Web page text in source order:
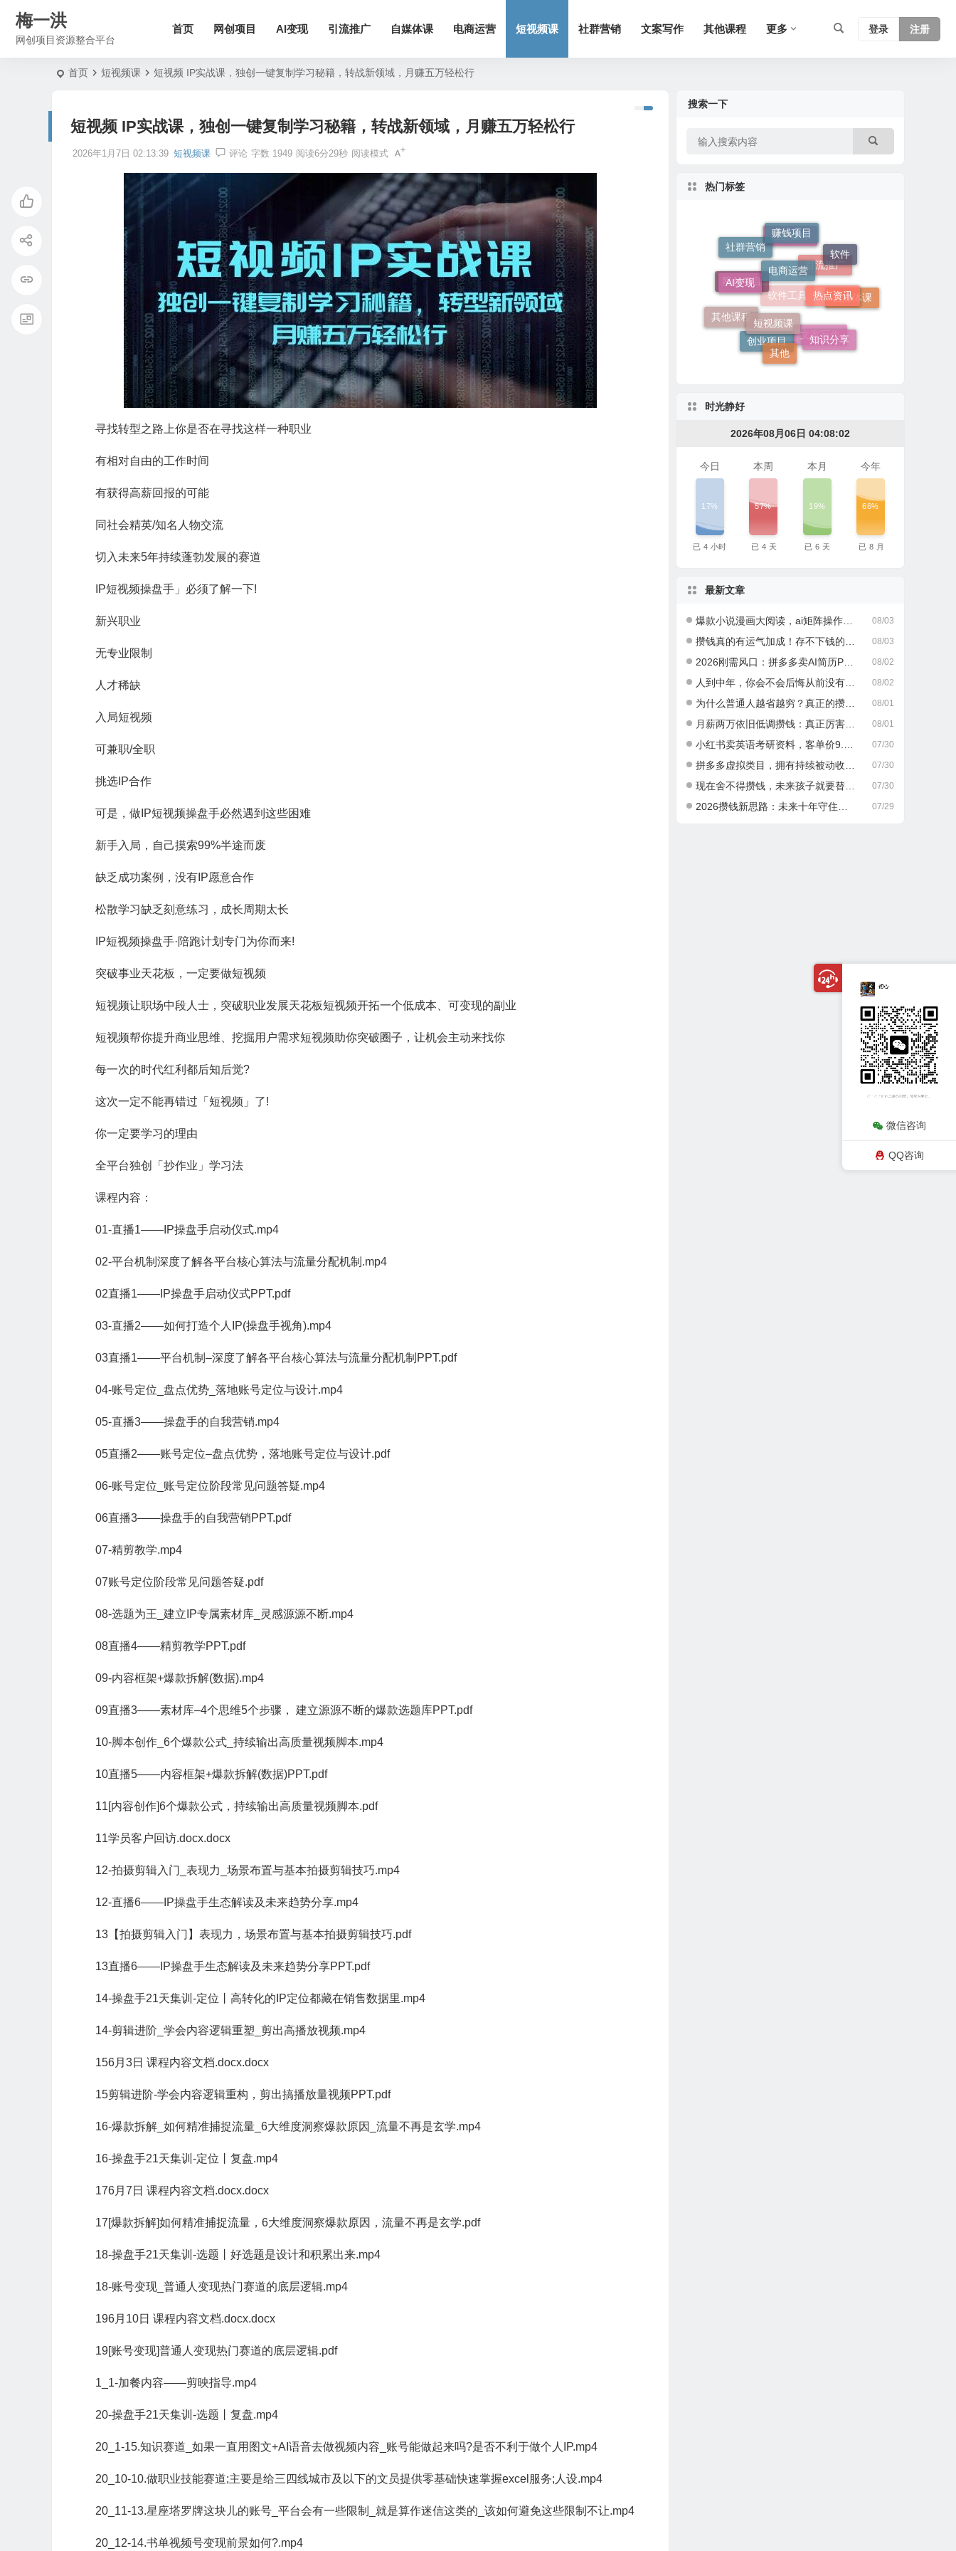
梅一洪
网创项目资源整合平台
首页 网创项目 AI变现 引流推广 自媒体课 电商运营 短视频课 社群营销 文案写作 其他课程 更多 登录 注册
首页 短视频课 短视频 IP实战课，独创一键复制学习秘籍，转战新领域，月赚五万轻松行
短视频 IP实战课，独创一键复制学习秘籍，转战新领域，月赚五万轻松行
2026年1月7日 02:13:39 短视频课 评论 字数 1949 阅读6分29秒 阅读模式
寻找转型之路上你是否在寻找这样一种职业
有相对自由的工作时间
有获得高薪回报的可能
同社会精英/知名人物交流
切入未来5年持续蓬勃发展的赛道
IP短视频操盘手」必须了解一下!
新兴职业
无专业限制
人才稀缺
入局短视频
可兼职/全职
挑选IP合作
可是，做IP短视频操盘手必然遇到这些困难
新手入局，自己摸索99%半途而废
缺乏成功案例，没有IP愿意合作
松散学习缺乏刻意练习，成长周期太长
IP短视频操盘手·陪跑计划专门为你而来!
突破事业天花板，一定要做短视频
短视频让职场中段人士，突破职业发展天花板短视频开拓一个低成本、可变现的副业
短视频帮你提升商业思维、挖掘用户需求短视频助你突破圈子，让机会主动来找你
每一次的时代红利都后知后觉?
这次一定不能再错过「短视频」了!
你一定要学习的理由
全平台独创「抄作业」学习法
课程内容：
01-直播1——IP操盘手启动仪式.mp4
02-平台机制深度了解各平台核心算法与流量分配机制.mp4
02直播1——IP操盘手启动仪式PPT.pdf
03-直播2——如何打造个人IP(操盘手视角).mp4
03直播1——平台机制–深度了解各平台核心算法与流量分配机制PPT.pdf
04-账号定位_盘点优势_落地账号定位与设计.mp4
05-直播3——操盘手的自我营销.mp4
05直播2——账号定位–盘点优势，落地账号定位与设计.pdf
06-账号定位_账号定位阶段常见问题答疑.mp4
06直播3——操盘手的自我营销PPT.pdf
07-精剪教学.mp4
07账号定位阶段常见问题答疑.pdf
08-选题为王_建立IP专属素材库_灵感源源不断.mp4
08直播4——精剪教学PPT.pdf
09-内容框架+爆款拆解(数据).mp4
09直播3——素材库–4个思维5个步骤， 建立源源不断的爆款选题库PPT.pdf
10-脚本创作_6个爆款公式_持续输出高质量视频脚本.mp4
10直播5——内容框架+爆款拆解(数据)PPT.pdf
11[内容创作]6个爆款公式，持续输出高质量视频脚本.pdf
11学员客户回访.docx.docx
12-拍摄剪辑入门_表现力_场景布置与基本拍摄剪辑技巧.mp4
12-直播6——IP操盘手生态解读及未来趋势分享.mp4
13【拍摄剪辑入门】表现力，场景布置与基本拍摄剪辑技巧.pdf
13直播6——IP操盘手生态解读及未来趋势分享PPT.pdf
14-操盘手21天集训-定位丨高转化的IP定位都藏在销售数据里.mp4
14-剪辑进阶_学会内容逻辑重塑_剪出高播放视频.mp4
156月3日 课程内容文档.docx.docx
15剪辑进阶-学会内容逻辑重构，剪出搞播放量视频PPT.pdf
16-爆款拆解_如何精准捕捉流量_6大维度洞察爆款原因_流量不再是玄学.mp4
16-操盘手21天集训-定位丨复盘.mp4
176月7日 课程内容文档.docx.docx
17[爆款拆解]如何精准捕捉流量，6大维度洞察爆款原因，流量不再是玄学.pdf
18-操盘手21天集训-选题丨好选题是设计和积累出来.mp4
18-账号变现_普通人变现热门赛道的底层逻辑.mp4
196月10日 课程内容文档.docx.docx
19[账号变现]普通人变现热门赛道的底层逻辑.pdf
1_1-加餐内容——剪映指导.mp4
20-操盘手21天集训-选题丨复盘.mp4
20_1-15.知识赛道_如果一直用图文+AI语音去做视频内容_账号能做起来吗?是否不利于做个人IP.mp4
20_10-10.做职业技能赛道;主要是给三四线城市及以下的文员提供零基础快速掌握excel服务;人设.mp4
20_11-13.星座塔罗牌这块儿的账号_平台会有一些限制_就是算作迷信这类的_该如何避免这些限制不让.mp4
20_12-14.书单视频号变现前景如何?.mp4
搜索一下
热门标签
社群媒体
引流推广
软件工具
网创项目
社群营销
赚钱项目
软件
自媒体课
文案写作
创业项目
其他课程
AI变现
电商运营
热点资讯
知识分享
其他
短视频课
时光静好
2026年08月06日 04:08:03
今日
17%
已 4 小时
本周
57%
已 4 天
本月
19%
已 6 天
今年
66%
已 8 月
最新文章
08/03
爆款小说漫画大阅读，ai矩阵操作，当天可见收益，号称日入400+
08/03
攒钱真的有运气加成！存不下钱的人，大多栽在这一点
08/02
2026刚需风口：拼多多卖AI简历PPT，可矩阵放大，小白也能干，日入700+！
08/02
人到中年，你会不会后悔从前没有好好攒钱？
08/01
为什么普通人越省越穷？真正的攒钱逻辑很多人都搞错了
08/01
月薪两万依旧低调攒钱：真正厉害的成年人，从不乱消费
07/30
小红书卖英语考研资料，客单价9.9，250天卖了16w!
07/30
拼多多虚拟类目，拥有持续被动收入有多香。每月稳定增收 1-3 万
07/30
现在舍不得攒钱，未来孩子就要替你吃苦，这就是最真实的现实
07/29
2026攒钱新思路：未来十年守住积蓄，做好这两件事就够了
微信咨询
QQ咨询